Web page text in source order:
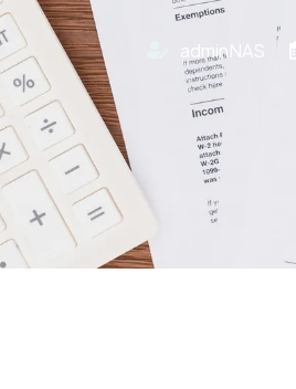
adminNAS